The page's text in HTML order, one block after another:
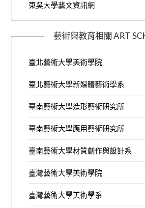
東吳大學藝文資訊網
藝術與教育相關 ART
臺北藝術大學美術學院
臺北藝術大學新媒體藝術學系
臺南藝術大學造形藝術研究所
臺南藝術大學應用藝術研究所
臺南藝術大學材質創作與設計系
臺灣藝術大學美術學院
臺灣藝術大學美術學系